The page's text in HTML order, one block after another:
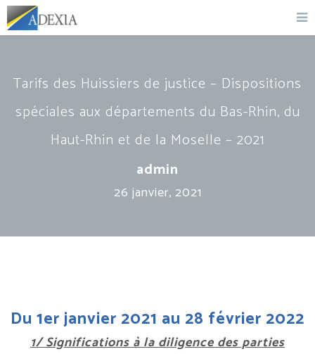
Tarifs des Huissiers de justice – Dispositions
spéciales aux départements du Bas-Rhin, du
Haut-Rhin et de la Moselle – 2021
admin
26 janvier, 2021
Du 1er janvier 2021 au 28 février 2022
1/ Significations à la diligence des parties